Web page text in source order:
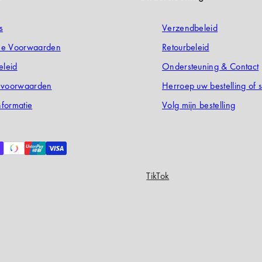
Voorwaarden
Verzendbeleid
Retourbeleid
Ondersteuning & Contact
Herroep uw bestelling of
Volg mijn bestelling
TikTok